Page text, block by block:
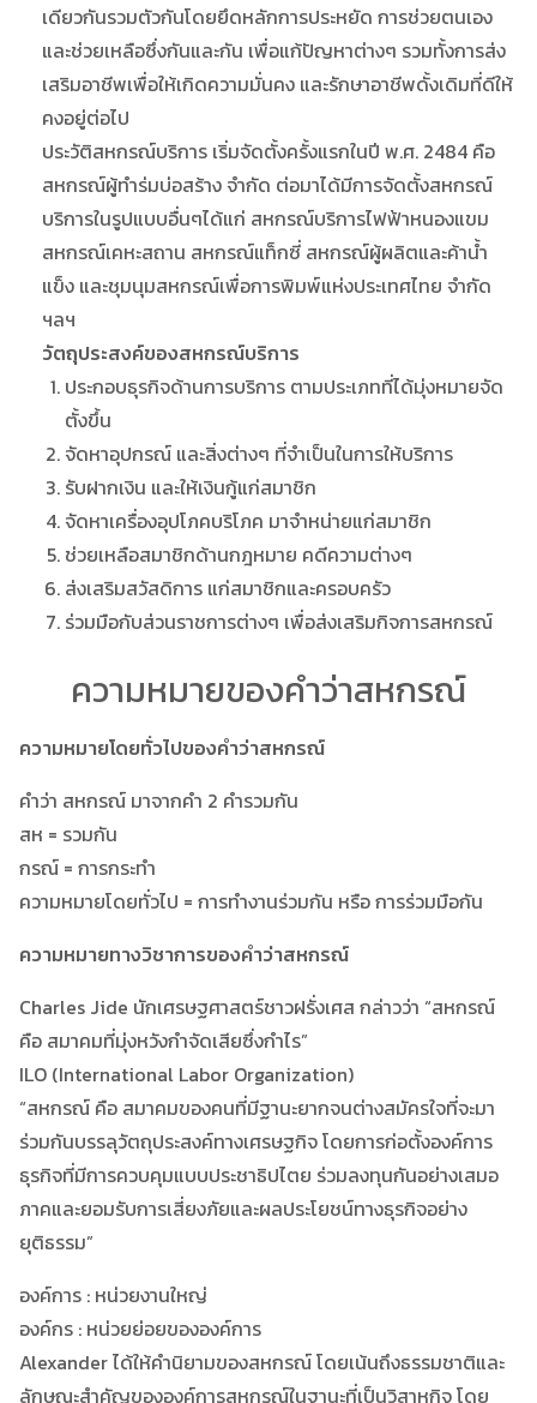
เดียวกันรวมตัวกันโดยยึดหลักการประหยัด การช่วยตนเอง
และช่วยเหลือซึ่งกันและกัน เพื่อแก้ปัญหาต่างๆ รวมทั้งการส่ง
เสริมอาชีพเพื่อให้เกิดความมั่นคง และรักษาอาชีพดั้งเดิมที่ดีให้
คงอยู่ต่อไป
ประวัติสหกรณ์บริการ เริ่มจัดตั้งครั้งแรกในปี พ.ศ. 2484 คือ
สหกรณ์ผู้ทำร่มบ่อสร้าง จำกัด ต่อมาได้มีการจัดตั้งสหกรณ์
บริการในรูปแบบอื่นๆได้แก่ สหกรณ์บริการไฟฟ้าหนองแขม
สหกรณ์เคหะสถาน สหกรณ์แท็กซี่ สหกรณ์ผู้ผลิตและค้าน้ำ
แข็ง และชุมนุมสหกรณ์เพื่อการพิมพ์แห่งประเทศไทย จำกัด
ฯลฯ
วัตถุประสงค์ของสหกรณ์บริการ
ประกอบธุรกิจด้านการบริการ ตามประเภทที่ได้มุ่งหมายจัด
ตั้งขึ้น
จัดหาอุปกรณ์ และสิ่งต่างๆ ที่จำเป็นในการให้บริการ
รับฝากเงิน และให้เงินกู้แก่สมาชิก
จัดหาเครื่องอุปโภคบริโภค มาจำหน่ายแก่สมาชิก
ช่วยเหลือสมาชิกด้านกฎหมาย คดีความต่างๆ
ส่งเสริมสวัสดิการ แก่สมาชิกและครอบครัว
ร่วมมือกับส่วนราชการต่างๆ เพื่อส่งเสริมกิจการสหกรณ์
ความหมายของคำว่าสหกรณ์
ความหมายโดยทั่วไปของคำว่าสหกรณ์
คำว่า สหกรณ์ มาจากคำ 2 คำรวมกัน
สห = รวมกัน
กรณ์ = การกระทำ
ความหมายโดยทั่วไป = การทำงานร่วมกัน หรือ การร่วมมือกัน
ความหมายทางวิชาการของคำว่าสหกรณ์
Charles Jide นักเศรษฐศาสตร์ชาวฝรั่งเศส กล่าวว่า “สหกรณ์
คือ สมาคมที่มุ่งหวังกำจัดเสียซึ่งกำไร”
ILO (International Labor Organization)
“สหกรณ์ คือ สมาคมของคนที่มีฐานะยากจนต่างสมัครใจที่จะมา
ร่วมกันบรรลุวัตถุประสงค์ทางเศรษฐกิจ โดยการก่อตั้งองค์การ
ธุรกิจที่มีการควบคุมแบบประชาธิปไตย ร่วมลงทุนกันอย่างเสมอ
ภาคและยอมรับการเสี่ยงภัยและผลประโยชน์ทางธุรกิจอย่าง
ยุติธรรม”
องค์การ : หน่วยงานใหญ่
องค์กร : หน่วยย่อยขององค์การ
Alexander ได้ให้คำนิยามของสหกรณ์ โดยเน้นถึงธรรมชาติและ
ลักษณะสำคัญขององค์การสหกรณ์ในฐานะที่เป็นวิสาหกิจ โดย